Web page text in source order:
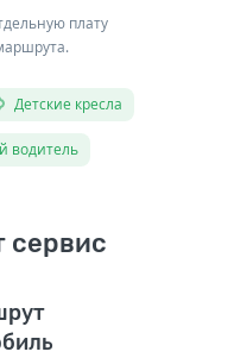
плату
Детские кресла
водитель
сервис